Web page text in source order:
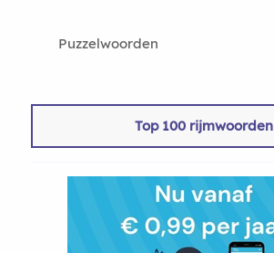
Puzzelwoorden
Top 100 rijmwoorden